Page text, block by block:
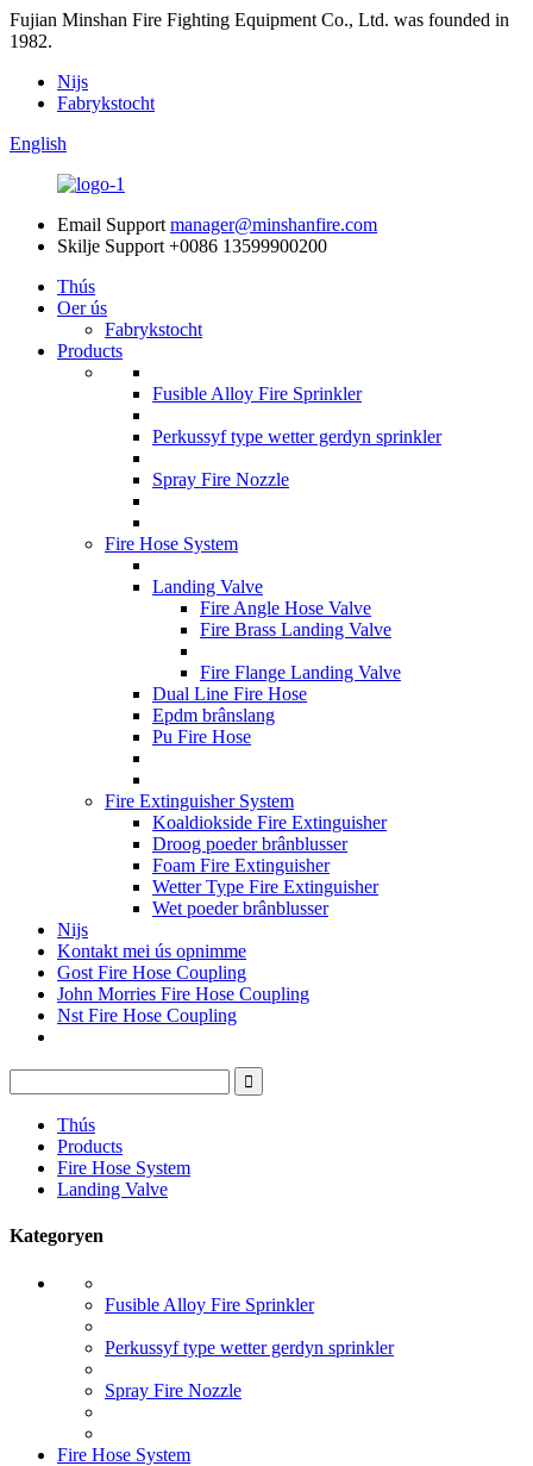
Fujian Minshan Fire Fighting Equipment Co., Ltd. was founded in
1982.
Nijs
Fabrykstocht
English
Email Support manager@minshanfire.com
Skilje Support +0086 13599900200
Thús
Oer ús
Fabrykstocht
Products
Fusible Alloy Fire Sprinkler
Perkussyf type wetter gerdyn sprinkler
Spray Fire Nozzle
Fire Hose System
Landing Valve
Fire Angle Hose Valve
Fire Brass Landing Valve
Fire Flange Landing Valve
Dual Line Fire Hose
Epdm brânslang
Pu Fire Hose
Fire Extinguisher System
Koaldiokside Fire Extinguisher
Droog poeder brânblusser
Foam Fire Extinguisher
Wetter Type Fire Extinguisher
Wet poeder brânblusser
Nijs
Kontakt mei ús opnimme
Gost Fire Hose Coupling
John Morries Fire Hose Coupling
Nst Fire Hose Coupling
Thús
Products
Fire Hose System
Landing Valve
Kategoryen
Fusible Alloy Fire Sprinkler
Perkussyf type wetter gerdyn sprinkler
Spray Fire Nozzle
Fire Hose System